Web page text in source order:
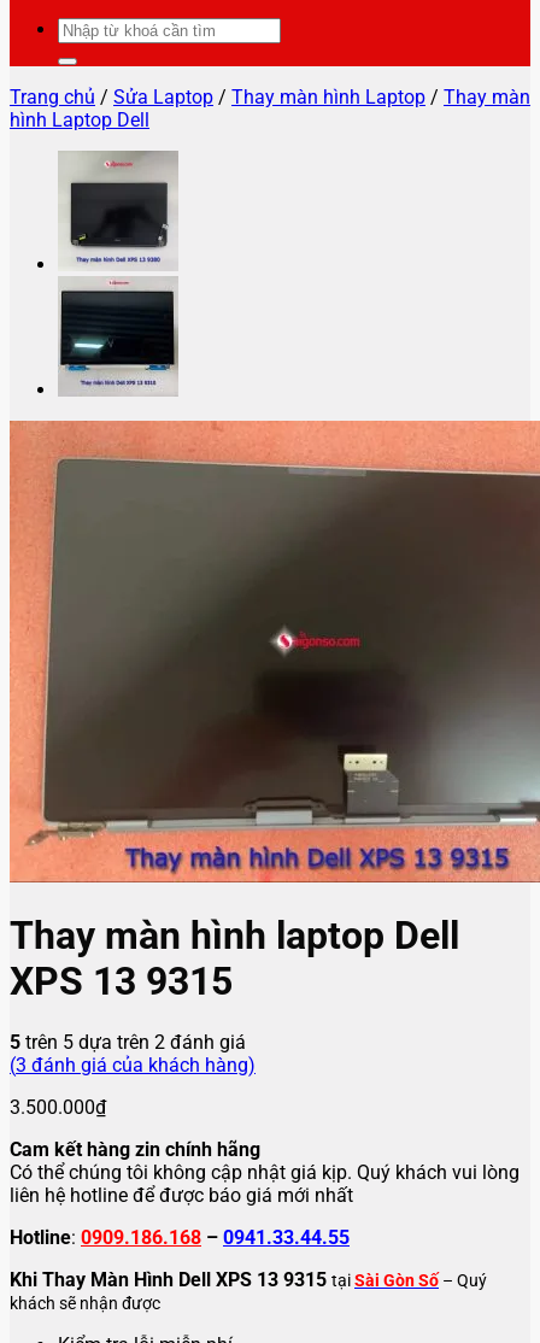
Tìm
kiếm:
Trang chủ / Sửa Laptop / Thay màn hình Laptop / Thay màn
hình Laptop Dell
Thay màn hình laptop Dell
XPS 13 9315
5 trên 5 dựa trên 2 đánh giá
(3 đánh giá của khách hàng)
3.500.000₫
Cam kết hàng zin chính hãng
Có thể chúng tôi không cập nhật giá kịp. Quý khách vui lòng
liên hệ hotline để được báo giá mới nhất
Hotline: 0909.186.168 – 0941.33.44.55
Khi Thay Màn Hình Dell XPS 13 9315 tạiSài Gòn Số – Quý
khách sẽ nhận được